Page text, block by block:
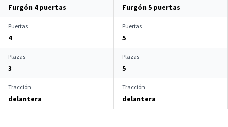
Furgón 4 puertas Furgón 5 puertas
Puertas
4
Puertas
5
Plazas
3
Plazas
5
Tracción
delantera
Tracción
delantera